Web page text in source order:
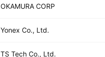
OKAMURA CORP
Yonex Co., Ltd.
TS Tech Co., Ltd.